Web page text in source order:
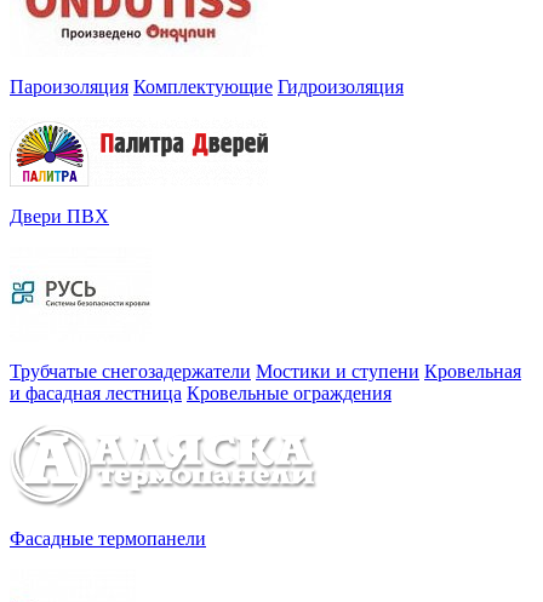
Пароизоляция Комплектующие Гидроизоляция
Двери ПВХ
Трубчатые снегозадержатели Мостики и ступени Кровельная
и фасадная лестница Кровельные ограждения
Фасадные термопанели